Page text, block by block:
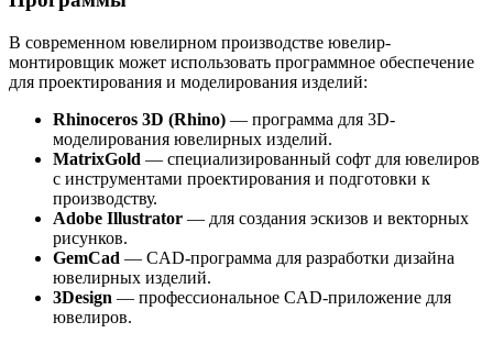
В современном ювелирном производстве ювелир-
монтировщик может использовать программное обеспечение
для проектирования и моделирования изделий:
Rhinoceros 3D (Rhino) — программа для 3D-
моделирования ювелирных изделий.
MatrixGold — специализированный софт для ювелиров
с инструментами проектирования и подготовки к
производству.
Adobe Illustrator — для создания эскизов и векторных
рисунков.
GemCad — CAD-программа для разработки дизайна
ювелирных изделий.
3Design — профессиональное CAD-приложение для
ювелиров.